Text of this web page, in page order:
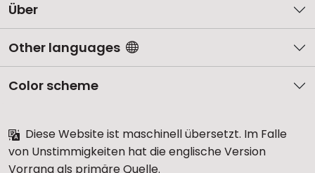
Über
Other languages
Color scheme
Diese Website ist maschinell übersetzt. Im Falle
von Unstimmigkeiten hat die englische Version
Vorrang als primäre Quelle.